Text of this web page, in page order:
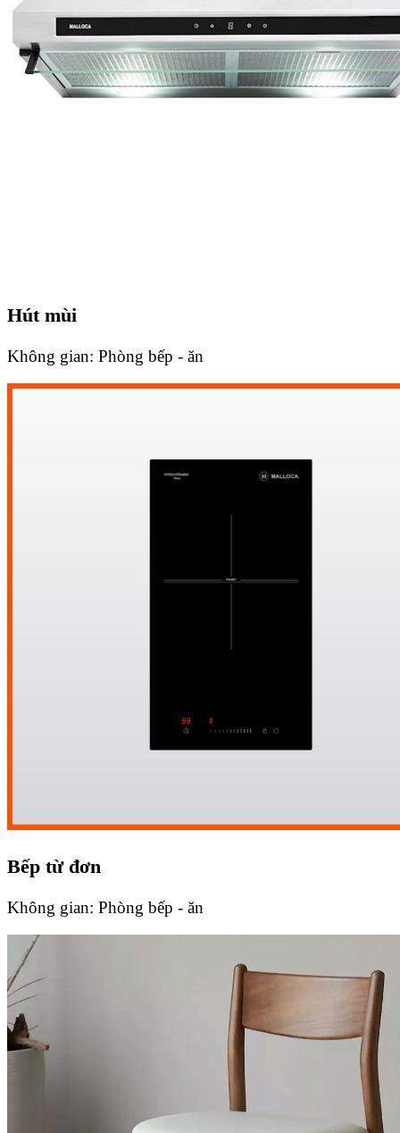
Hút mùi
Không gian: Phòng bếp - ăn
Bếp từ đơn
Không gian: Phòng bếp - ăn